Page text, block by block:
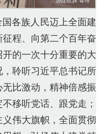
各族人民迈上全面建
程、向第二个百年奋
的一次十分重要的大
聆听习近平总书记所
比激动，精神倍感振
移听党话、跟党走；
伟大旗帜，全面贯彻